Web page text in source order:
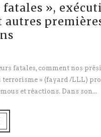
fatales »,
autres
fatales, comment nos
terrorisme » (fayard /LLL)
et réactions. Dans son...